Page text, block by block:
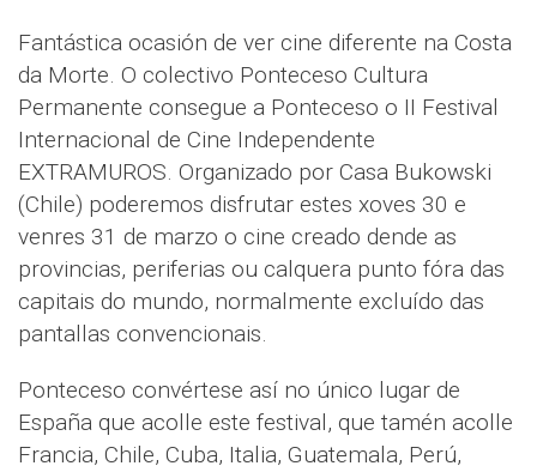
Fantástica ocasión de ver cine diferente na Costa
da Morte. O colectivo Ponteceso Cultura
Permanente consegue a Ponteceso o II Festival
Internacional de Cine Independente
EXTRAMUROS. Organizado por Casa Bukowski
(Chile) poderemos disfrutar estes xoves 30 e
venres 31 de marzo o cine creado dende as
provincias, periferias ou calquera punto fóra das
capitais do mundo, normalmente excluído das
pantallas convencionais.
Ponteceso convértese así no único lugar de
España que acolle este festival, que tamén acolle
Francia, Chile, Cuba, Italia, Guatemala, Perú,